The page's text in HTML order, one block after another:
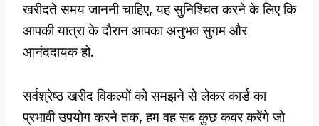
खरीदते समय जाननी चाहिए, यह सुनिश्चित करने के लिए कि
आपकी यात्रा के दौरान आपका अनुभव सुगम और
आनंददायक हो.
सर्वश्रेष्ठ खरीद विकल्पों को समझने से लेकर कार्ड का
प्रभावी उपयोग करने तक, हम वह सब कुछ कवर करेंगे जो